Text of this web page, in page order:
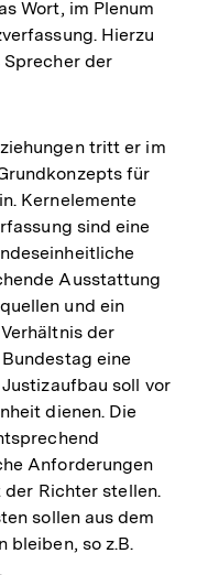
Wort, im Plenum
Hierzu
Sprecher der
tritt er im
für
Kernelemente
sind eine
Ausstattung
und ein
der
eine
soll vor
dienen. Die
Anforderungen
Richter stellen.
sollen aus dem
bleiben, so z.B.